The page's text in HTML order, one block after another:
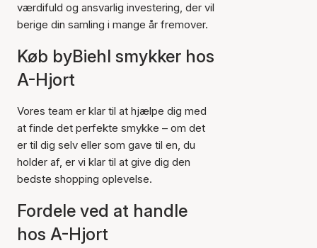
værdifuld og ansvarlig investering, der vil
berige din samling i mange år fremover.
Køb byBiehl smykker hos
A-Hjort
Vores team er klar til at hjælpe dig med
at finde det perfekte smykke – om det
er til dig selv eller som gave til en, du
holder af, er vi klar til at give dig den
bedste shopping oplevelse.
Fordele ved at handle
hos A-Hjort